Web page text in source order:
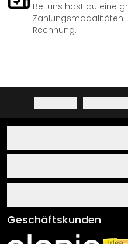
Bei uns hast du eine
Zahlungsmodalitäten.
Rechnung.
·
Über uns
Klebe- und
AGB
Impressum
Geschäftskunden